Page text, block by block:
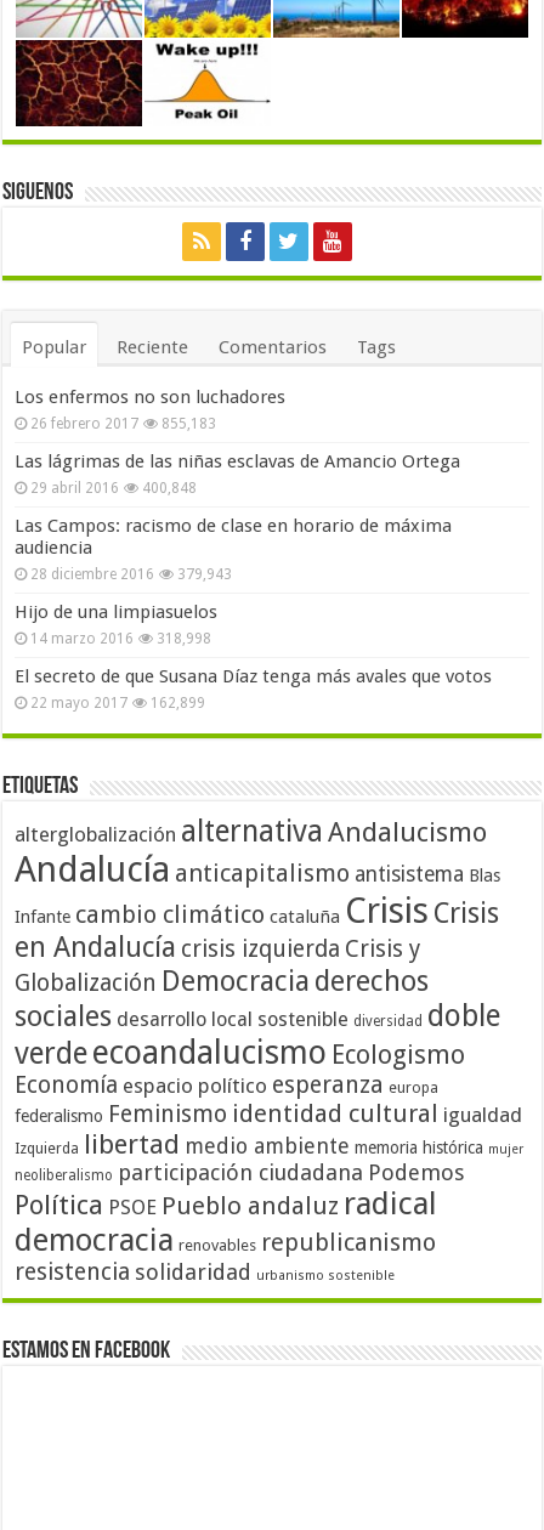
Siguenos
Popular Reciente Comentarios Tags
Los enfermos no son luchadores
26 febrero 2017 855,183
Las lágrimas de las niñas esclavas de Amancio Ortega
29 abril 2016 400,848
Las Campos: racismo de clase en horario de máxima
audiencia
28 diciembre 2016 379,943
Hijo de una limpiasuelos
14 marzo 2016 318,998
El secreto de que Susana Díaz tenga más avales que votos
22 mayo 2017 162,899
Etiquetas
alterglobalización alternativa Andalucismo
Andalucía anticapitalismo antisistema Blas
Infante cambio climático cataluña Crisis Crisis
en Andalucía crisis izquierda Crisis y
Globalización Democracia derechos
sociales desarrollo local sostenible diversidad doble
verdeecoandalucismo Ecologismo
Economía espacio político esperanza europa
federalismo Feminismo identidad cultural igualdad
Izquierda libertad medio ambiente memoria histórica mujer
neoliberalismo participación ciudadana Podemos
Política PSOE Pueblo andaluz radical
democracia renovables republicanismo
resistencia solidaridad urbanismo sostenible
Estamos en Facebook